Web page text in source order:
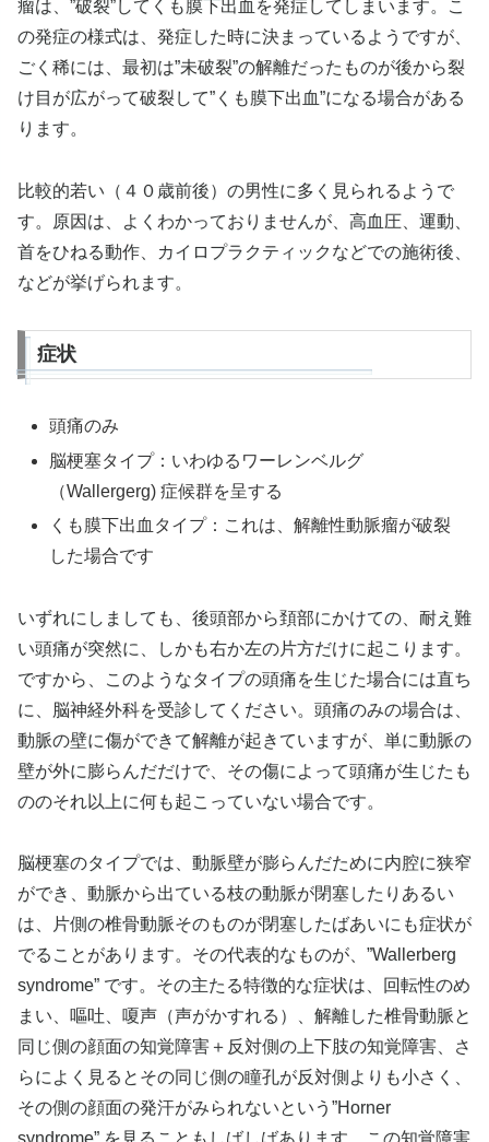
瘤は、”破裂”してくも膜下出血を発症してしまいます。こ
の発症の様式は、発症した時に決まっているようですが、
ごく稀には、最初は”未破裂”の解離だったものが後から裂
け目が広がって破裂して”くも膜下出血”になる場合がある
ります。
比較的若い（４０歳前後）の男性に多く見られるようで
す。原因は、よくわかっておりませんが、高血圧、運動、
首をひねる動作、カイロプラクティックなどでの施術後、
などが挙げられます。
症状
頭痛のみ
脳梗塞タイプ：いわゆるワーレンベルグ
（Wallergerg) 症候群を呈する
くも膜下出血タイプ：これは、解離性動脈瘤が破裂
した場合です
いずれにしましても、後頭部から頚部にかけての、耐え難
い頭痛が突然に、しかも右か左の片方だけに起こります。
ですから、このようなタイプの頭痛を生じた場合には直ち
に、脳神経外科を受診してください。頭痛のみの場合は、
動脈の壁に傷ができて解離が起きていますが、単に動脈の
壁が外に膨らんだだけで、その傷によって頭痛が生じたも
ののそれ以上に何も起こっていない場合です。
脳梗塞のタイプでは、動脈壁が膨らんだために内腔に狭窄
ができ、動脈から出ている枝の動脈が閉塞したりあるい
は、片側の椎骨動脈そのものが閉塞したばあいにも症状が
でることがあります。その代表的なものが、”Wallerberg
syndrome” です。その主たる特徴的な症状は、回転性のめ
まい、嘔吐、嗄声（声がかすれる）、解離した椎骨動脈と
同じ側の顔面の知覚障害＋反対側の上下肢の知覚障害、さ
らによく見るとその同じ側の瞳孔が反対側よりも小さく、
その側の顔面の発汗がみられないという”Horner